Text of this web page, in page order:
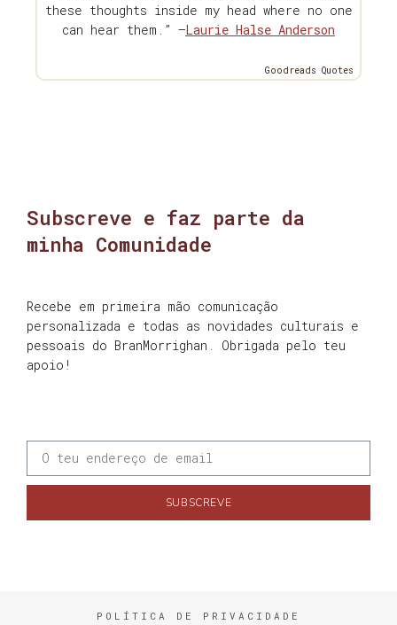
these thoughts inside my head where no one
can hear them.” —Laurie Halse Anderson
Goodreads Quotes
Subscreve e faz parte da
minha Comunidade
Recebe em primeira mão comunicação
personalizada e todas as novidades culturais e
pessoais do BranMorrighan. Obrigada pelo teu
apoio!
SUBSCREVE
POLÍTICA DE PRIVACIDADE